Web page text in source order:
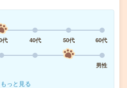
代 40代 50代
60代
男性
もっと見る